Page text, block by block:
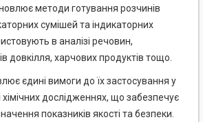
методи готування розчинів
сумішей та індикаторних
в аналізі речовин,
довкілля, харчових продуктів тощо.
єдині вимоги до їх застосування у
хімічних дослідженнях, що забезпечує
показників якості та безпеки.